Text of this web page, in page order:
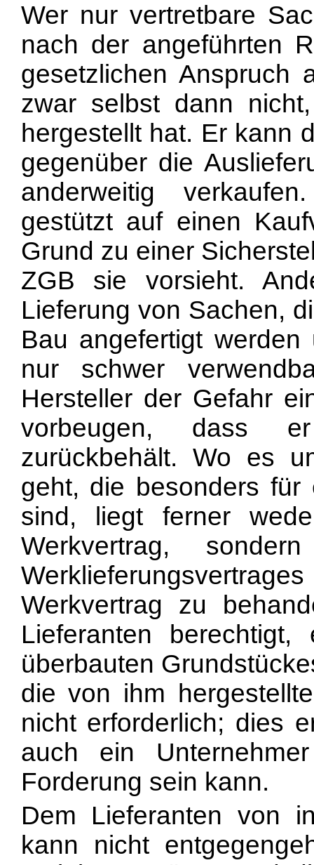
Wer nur vertretbare
nach der angeführten
gesetzlichen Anspruch
zwar selbst dann
hergestellt hat. Er kann
gegenüber die
anderweitig
gestützt auf einen
Grund zu einer
ZGB sie vorsieht.
Lieferung von Sachen,
Bau angefertigt
nur schwer
Hersteller der Gefahr
vorbeugen, dass
zurückbehält. Wo es
geht, die besonders für
sind, liegt ferner
Werkvertrag,
Werkvertrag zu
Lieferanten
überbauten
die von ihm
nicht erforderlich; dies
auch ein
Forderung sein kann.
Dem Lieferanten von
kann nicht